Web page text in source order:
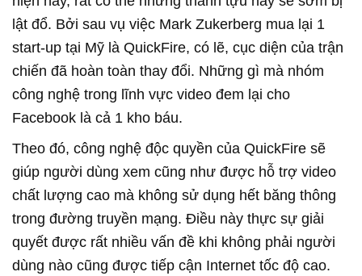
lật đổ. Bởi sau vụ việc Mark Zukerberg mua lại 1
start-up tại Mỹ là QuickFire, có lẽ, cục diện của trận
chiến đã hoàn toàn thay đổi. Những gì mà nhóm
công nghệ trong lĩnh vực video đem lại cho
Facebook là cả 1 kho báu.
Theo đó, công nghệ độc quyền của QuickFire sẽ
giúp người dùng xem cũng như được hỗ trợ video
chất lượng cao mà không sử dụng hết băng thông
trong đường truyền mạng. Điều này thực sự giải
quyết được rất nhiều vấn đề khi không phải người
dùng nào cũng được tiếp cận Internet tốc độ cao.